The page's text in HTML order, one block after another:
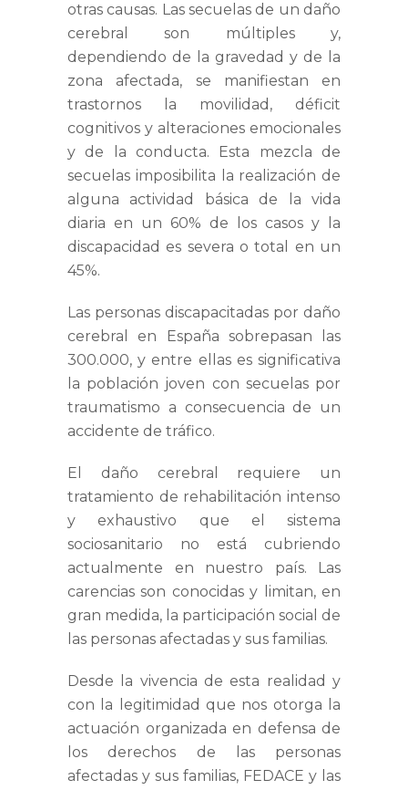
otras causas. Las secuelas de un daño
cerebral son múltiples y,
dependiendo de la gravedad y de la
zona afectada, se manifiestan en
trastornos la movilidad, déficit
cognitivos y alteraciones emocionales
y de la conducta. Esta mezcla de
secuelas imposibilita la realización de
alguna actividad básica de la vida
diaria en un 60% de los casos y la
discapacidad es severa o total en un
45%.
Las personas discapacitadas por daño
cerebral en España sobrepasan las
300.000, y entre ellas es significativa
la población joven con secuelas por
traumatismo a consecuencia de un
accidente de tráfico.
El daño cerebral requiere un
tratamiento de rehabilitación intenso
y exhaustivo que el sistema
sociosanitario no está cubriendo
actualmente en nuestro país. Las
carencias son conocidas y limitan, en
gran medida, la participación social de
las personas afectadas y sus familias.
Desde la vivencia de esta realidad y
con la legitimidad que nos otorga la
actuación organizada en defensa de
los derechos de las personas
afectadas y sus familias, FEDACE y las